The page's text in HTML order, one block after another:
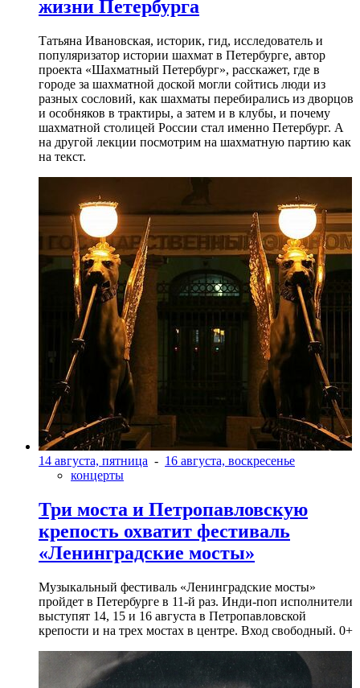
жизни Петербурга
Татьяна Ивановская, историк, гид, исследователь и
популяризатор истории шахмат в Петербурге, автор
проекта «Шахматный Петербург», расскажет, где в
городе за шахматной доской могли сойтись люди из
разных сословий, как шахматы перебирались из дворцов
и особняков в трактиры, а затем и в клубы, и почему
шахматной столицей России стал именно Петербург. А
на другой лекции посмотрим на шахматную партию как
на текст.
14 августа, пятница - 16 августа, воскресенье
концерты
Три моста и Петропавловскую
крепость охватит фестиваль
«Ленинградские мосты»
Музыкальный фестиваль «Ленинградские мосты»
пройдет в Петербурге в 11-й раз. Инди-поп исполнители
выступят 14, 15 и 16 августа в Петропавловской
крепости и на трех мостах в центре. Вход свободный. 0+